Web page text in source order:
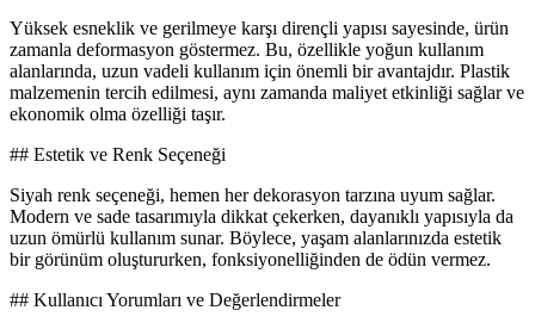
Yüksek esneklik ve gerilmeye karşı dirençli yapısı sayesinde, ürün
zamanla deformasyon göstermez. Bu, özellikle yoğun kullanım
alanlarında, uzun vadeli kullanım için önemli bir avantajdır. Plastik
malzemenin tercih edilmesi, aynı zamanda maliyet etkinliği sağlar ve
ekonomik olma özelliği taşır.
## Estetik ve Renk Seçeneği
Siyah renk seçeneği, hemen her dekorasyon tarzına uyum sağlar.
Modern ve sade tasarımıyla dikkat çekerken, dayanıklı yapısıyla da
uzun ömürlü kullanım sunar. Böylece, yaşam alanlarınızda estetik
bir görünüm oluştururken, fonksiyonelliğinden de ödün vermez.
## Kullanıcı Yorumları ve Değerlendirmeler